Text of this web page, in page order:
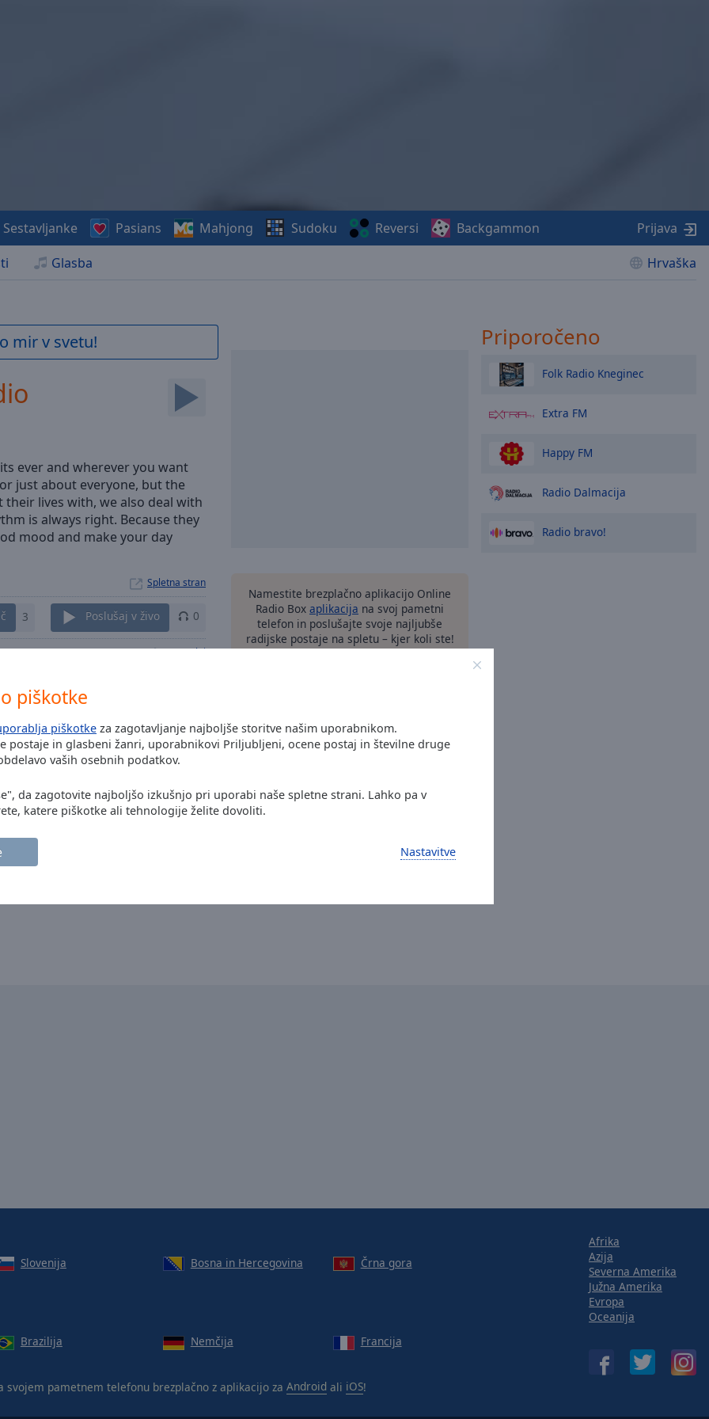
piškotke
piškotke za zagotavljanje najboljše storitve našim uporabnikom.
postaje in glasbeni žanri, uporabnikovi Priljubljeni, ocene postaj in številne druge
vaših osebnih podatkov.
da zagotovite najboljšo izkušnjo pri uporabi naše spletne strani. Lahko pa v
katere piškotke ali tehnologije želite dovoliti.
Nastavitve
Glasba Hrvaška
Sestavljanke Pasians Mahjong Sudoku Reversi Backgammon Prijava
mir v svetu!
ever and wherever you want
just about everyone, but the
lives with, we also deal with
is always right. Because they
mood and make your day
Spletna stran
3 Poslušaj v živo 0
Kontakti
Namestite brezplačno aplikacijo Online
Radio Box aplikacija na svoj pametni
telefon in poslušajte svoje najljubše
radijske postaje na spletu – kjer koli ste!
Priporočeno
Folk Radio Kneginec
Extra FM
Happy FM
Radio Dalmacija
Radio bravo!
Slovenija Bosna in Hercegovina
Črna gora
Brazilija Nemčija Francija
svojem pametnem telefonu brezplačno z aplikacijo za Android ali iOS!
Afrika
Azija
Severna Amerika
Južna Amerika
Evropa
Oceanija